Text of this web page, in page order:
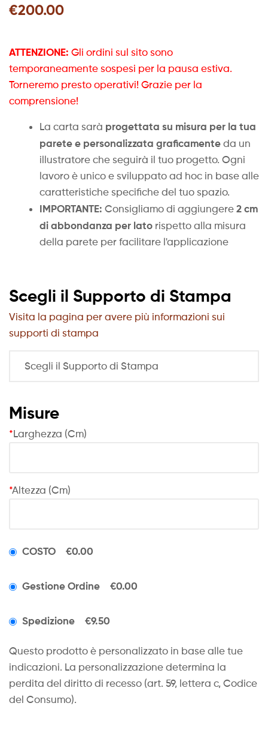
€200.00
ATTENZIONE: Gli ordini sul sito sono
temporaneamente sospesi per la pausa estiva.
Torneremo presto operativi! Grazie per la
comprensione!
La carta sarà progettata su misura per la tua
parete e personalizzata graficamente da un
illustratore che seguirà il tuo progetto. Ogni
lavoro è unico e sviluppato ad hoc in base alle
caratteristiche specifiche del tuo spazio.
IMPORTANTE: Consigliamo di aggiungere 2 cm
di abbondanza per lato rispetto alla misura
della parete per facilitare l'applicazione
Scegli il Supporto di Stampa
Visita la pagina per avere più informazioni sui
supporti di stampa
Misure
*Larghezza (Cm)
*Altezza (Cm)
COSTO €0.00
Gestione Ordine €0.00
Spedizione €9.50
Questo prodotto è personalizzato in base alle tue
indicazioni. La personalizzazione determina la
perdita del diritto di recesso (art. 59, lettera c, Codice
del Consumo).